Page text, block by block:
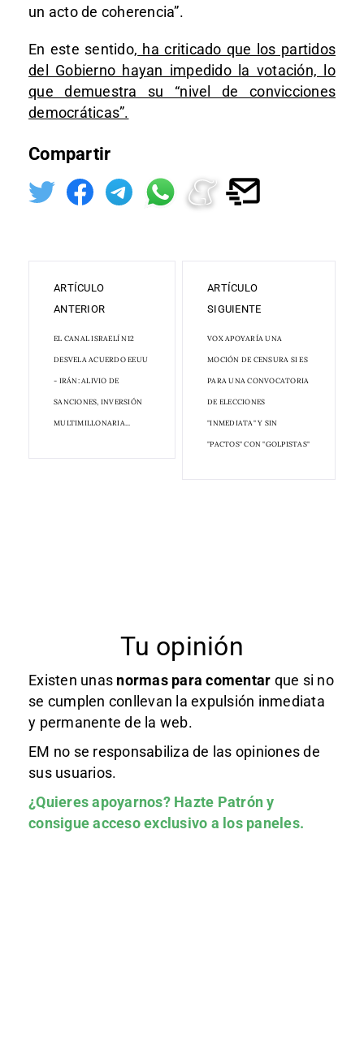
un acto de coherencia”.
En este sentido, ha criticado que los partidos
del Gobierno hayan impedido la votación, lo
que demuestra su “nivel de convicciones
democráticas”.
Compartir
ARTÍCULO
ANTERIOR
EL CANAL ISRAELÍ N12
DESVELA ACUERDO EEUU
- IRÁN: ALIVIO DE
SANCIONES, INVERSIÓN
MULTIMILLONARIA...
ARTÍCULO
SIGUIENTE
VOX APOYARÍA UNA
MOCIÓN DE CENSURA SI ES
PARA UNA CONVOCATORIA
DE ELECCIONES
"INMEDIATA" Y SIN
"PACTOS" CON "GOLPISTAS"
Tu opinión
Existen unas normas para comentar que si no
se cumplen conllevan la expulsión inmediata
y permanente de la web.
EM no se responsabiliza de las opiniones de
sus usuarios.
¿Quieres apoyarnos? Hazte Patróny
consigue acceso exclusivo a los paneles.